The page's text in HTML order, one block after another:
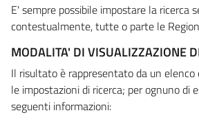
E' sempre possibile impostare la ricerca
contestualmente, tutte o parte le
MODALITA' DI VISUALIZZAZIONE
Il risultato è rappresentato da un
le impostazioni di ricerca; per ognuno di
seguenti informazioni: